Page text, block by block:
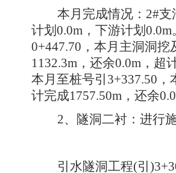
本月完成情况： 2#支
计划0.0m，下游计划
0+447.70，本月主洞洞
1132.3m，还余0.0m，超
本月至桩号引3+337.50，
计完成1757.50m，还余
2、隧洞二衬： 进行
引水隧洞工程(引